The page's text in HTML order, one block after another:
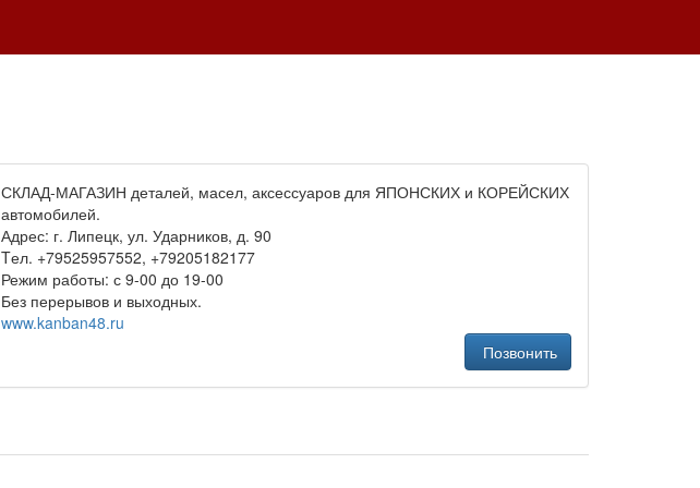
СКЛАД-МАГАЗИН деталей, масел, аксессуаров для ЯПОНСКИХ и КОРЕЙСКИХ
автомобилей.
Адрес: г. Липецк, ул. Ударников, д. 90
Tел. +79525957552, +79205182177
Режим работы: с 9-00 до 19-00
Без перерывов и выходных.
www.kanban48.ru
Позвонить